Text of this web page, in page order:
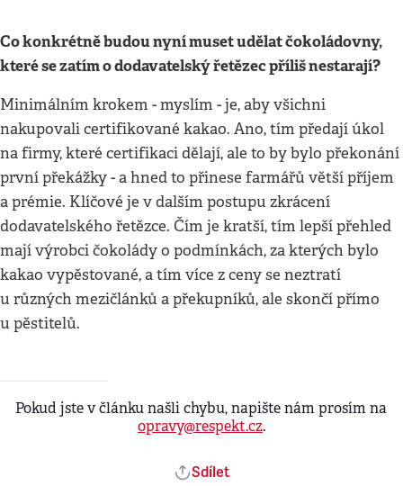
Co konkrétně budou nyní muset udělat čokoládovny,
které se zatím o dodavatelský řetězec příliš nestarají?
Minimálním krokem - myslím - je, aby všichni
nakupovali certifikované kakao. Ano, tím předají úkol
na firmy, které certifikaci dělají, ale to by bylo překonání
první překážky - a hned to přinese farmářů větší příjem
a prémie. Klíčové je v dalším postupu zkrácení
dodavatelského řetězce. Čím je kratší, tím lepší přehled
mají výrobci čokolády o podmínkách, za kterých bylo
kakao vypěstované, a tím více z ceny se neztratí
u různých mezičlánků a překupníků, ale skončí přímo
u pěstitelů.
Pokud jste v článku našli chybu, napište nám prosím na
opravy@respekt.cz.
Sdílet